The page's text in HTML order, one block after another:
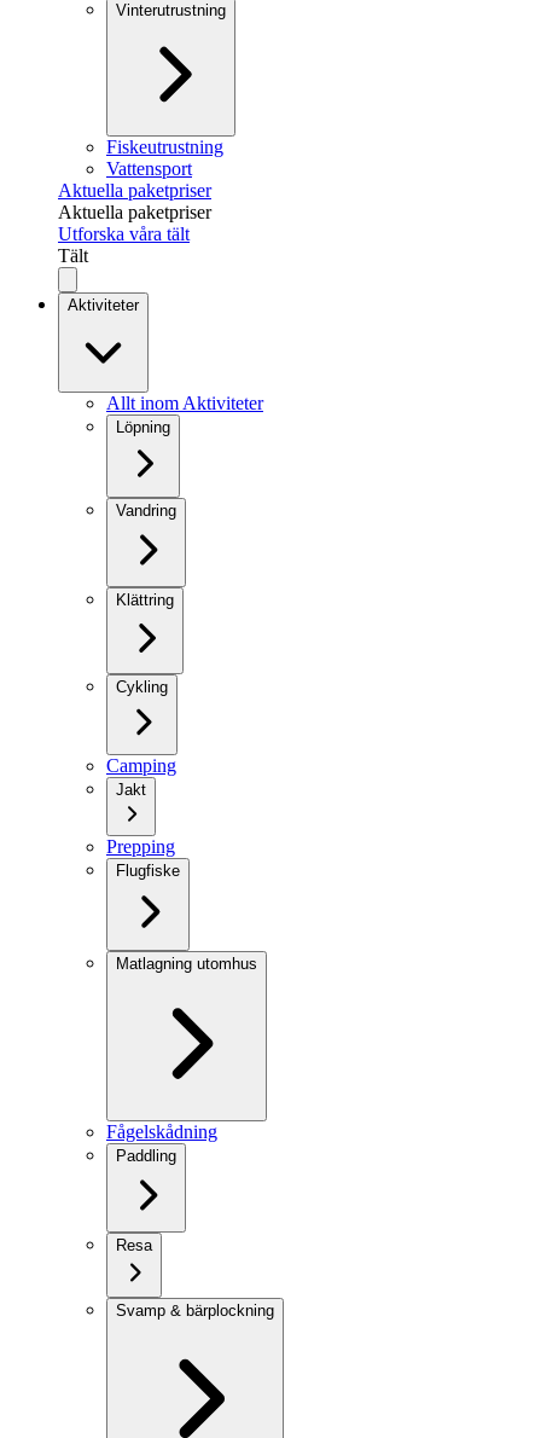
Vinterutrustning
Fiskeutrustning
Vattensport
Aktuella paketpriser
Aktuella paketpriser
Utforska våra tält
Tält
Aktiviteter
Allt inom Aktiviteter
Löpning
Vandring
Klättring
Cykling
Camping
Jakt
Prepping
Flugfiske
Matlagning utomhus
Fågelskådning
Paddling
Resa
Svamp & bärplockning